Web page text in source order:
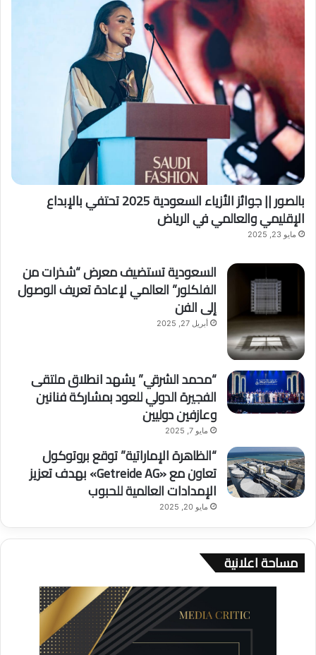
بالصور || جوائز الأزياء السعودية 2025 تحتفي بالإبداع
الإقليمي والعالمي في الرياض
مايو 23, 2025
السعودية تستضيف معرض “شذرات من
الفلكلور” العالمي لإعادة تعريف الوصول
إلى الفن
أبريل 27, 2025
“محمد الشرقي” يشهد انطلاق ملتقى
الفجيرة الدولي للعود بمشاركة فنانين
وعازفين دوليين
مايو 7, 2025
“الظاهرة الإماراتية” توقع بروتوكول
تعاون مع «Getreide AG» بهدف تعزيز
الإمدادات العالمية للحبوب
مايو 20, 2025
مساحة اعلانية